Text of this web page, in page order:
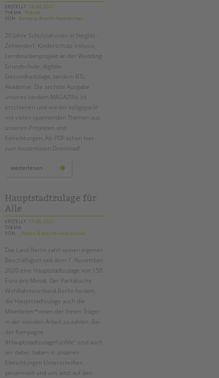
ERSTELLT 16.06.2021
THEMA
Presse
VON
Barbara Brecht-Hadraschek
20 Jahre Schulstationen in Steglitz-
Zehlendorf, Kinderschutz inklusiv,
Lernbrückenprojekt an der Wedding-
Grundschule, digitale
Gesundheitstage, tandem BTL
Akademie: Die sechste Ausgabe
unseres tandem MAGAZINs ist
erschienen und wieder vollgepackt
mit vielen spannenden Themen aus
unseren Projekten und
Einrichtungen. Als PDF schon hier
zum kostenlosen Download!
weiterlesen
tandem
da!
Hauptstadtzulage für
Alle
ERSTELLT 11.06.2021
THEMA
VON
_Admin B.Brecht-Hadraschek
Das Land Berlin zahlt seinen eigenen
Beschäftigten seit dem 1. November
2020 eine Hauptstadtzulage von 150
Euro pro Monat. Der Paritätische
Wohlfahrtsverband Berlin fordert,
die Hauptstadtzulage auch die
Mitarbeiter*innen der freien Träger
in der sozialen Arbeit zu zahlen. Bei
der Kampagne
#HauptstadtzulageFürAlle" sind auch
wir dabei, haben in unseren
Einrichtungen Unterschriften
gesammelt und uns jetzt auf den